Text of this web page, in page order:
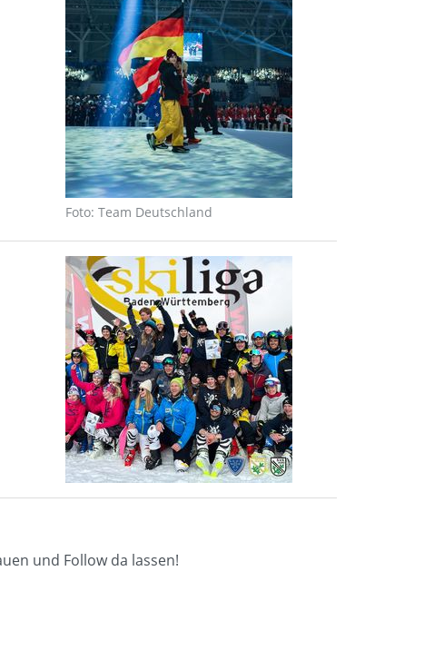
Foto: Team Deutschland
und Follow da lassen!